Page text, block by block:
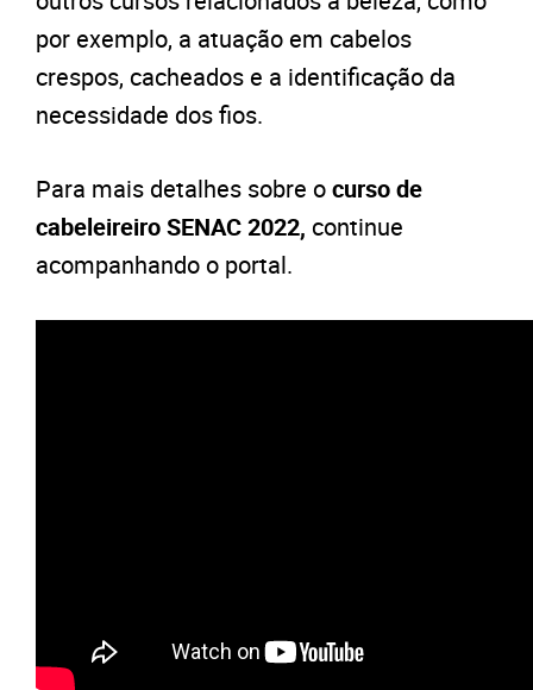
por exemplo, a atuação em cabelos
crespos, cacheados e a identificação da
necessidade dos fios.
Para mais detalhes sobre ocurso de
cabeleireiro SENAC 2022, continue
acompanhando o portal.